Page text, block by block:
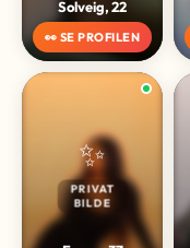
Solveig, 22
👀 SE PROFILEN
✨
PRIVAT
BILDE